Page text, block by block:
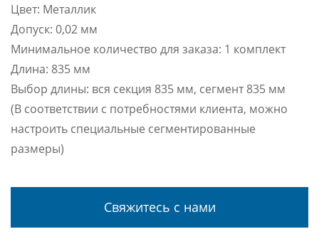
Цвет: Металлик
Допуск: 0,02 мм
Минимальное количество для заказа: 1 комплект
Длина: 835 мм
Выбор длины: вся секция 835 мм, сегмент 835 мм
(В соответствии с потребностями клиента, можно
настроить специальные сегментированные
размеры)
Свяжитесь с нами